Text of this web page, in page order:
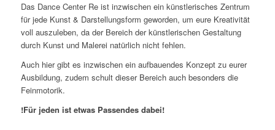
Das Dance Center Re ist inzwischen ein künstlerisches Zentrum
für jede Kunst & Darstellungsform geworden, um eure Kreativität
voll auszuleben, da der Bereich der künstlerischen Gestaltung
durch Kunst und Malerei natürlich nicht fehlen.
Auch hier gibt es inzwischen ein aufbauendes Konzept zu eurer
Ausbildung, zudem schult dieser Bereich auch besonders die
Feinmotorik.
!Für jeden ist etwas Passendes dabei!